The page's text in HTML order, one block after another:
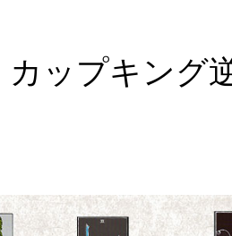
ップキング